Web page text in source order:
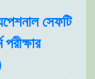
সেফটি